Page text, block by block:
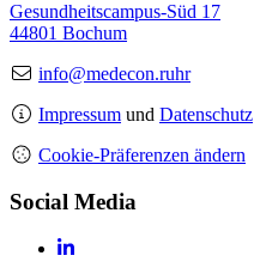
Gesundheitscampus-Süd 17
44801 Bochum
info@medecon.ruhr
Impressum und Datenschutz
Cookie-Präferenzen ändern
Social Media